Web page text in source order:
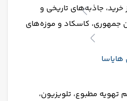
خرید، جاذبه‌های تاریخی و
جمهوری، کاسکاد و موزه‌های
مطبوع، تلویزیون،